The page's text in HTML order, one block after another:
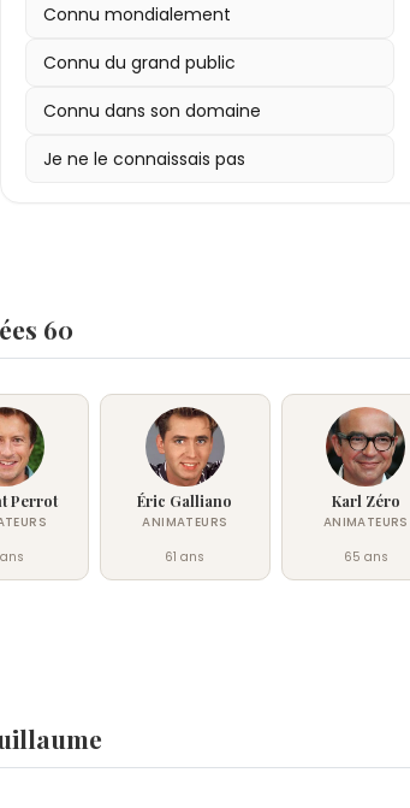
Connu mondialement
Connu du grand public
Connu dans son domaine
Je ne le connaissais pas
60
Perrot Éric Galliano
ANIMATEURS
61 ans
Karl Zéro
ANIMATEURS
65 ans